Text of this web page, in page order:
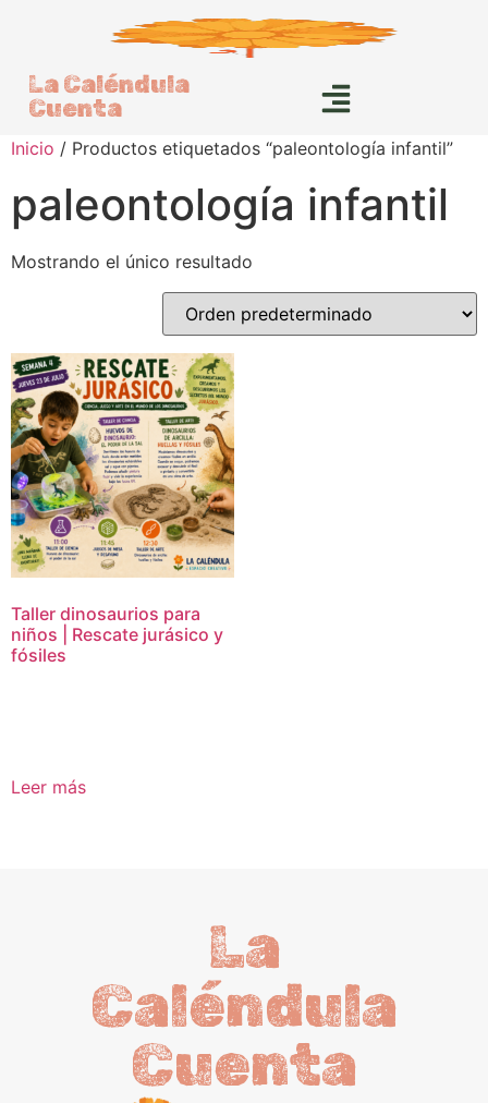
La Caléndula
Cuenta
Inicio / Productos etiquetados “paleontología infantil”
paleontología infantil
Mostrando el único resultado
Taller dinosaurios para
niños | Rescate jurásico y
fósiles
Leer más
La
Caléndula
Cuenta